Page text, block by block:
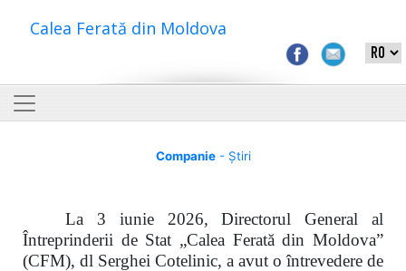
Calea Ferată din Moldova
Companie- Știri
La 3 iunie 2026, Directorul General al
Întreprinderii de Stat „Calea Ferată din Moldova”
(CFM), dl Serghei Cotelinic, a avut o întrevedere de